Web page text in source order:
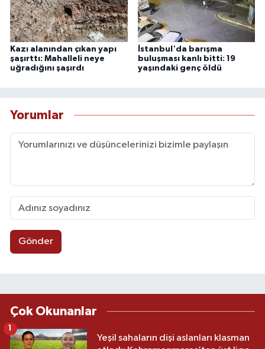
Kazı alanından çıkan yapı
şaşırttı: Mahalleli neye
uğradığını şaşırdı
İstanbul'da barışma
buluşması kanlı bitti: 19
yaşındaki genç öldü
Yorumlar
Gönder
Çok Okunanlar
Yeşil sahaların dişi aslanları klasman
1